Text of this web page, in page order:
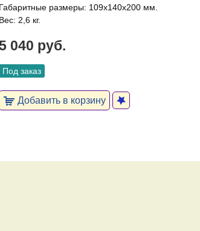
Габаритные размеры: 109х140х200 мм.
Вес: 2,6 кг.
040 руб.
Под заказ
Добавить в корзину